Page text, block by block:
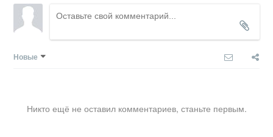
Новые
Никто ещё не оставил комментариев, станьте первым.